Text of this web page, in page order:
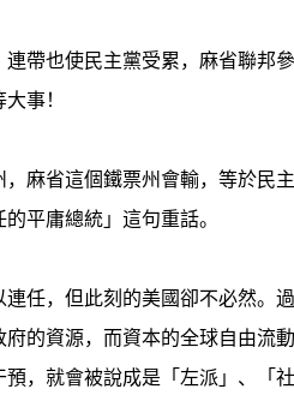
帶也使民主黨受累，麻省聯邦
事！
，麻省這個鐵票州會輸，等於
平庸總統」這句重話。
任，但此刻的美國卻不必然。
的資源，而資本的全球自由流
，就會被說成是「左派」、「